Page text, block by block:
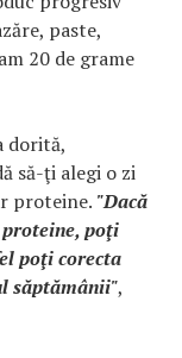
paste,
20 de grame
dorită,
să-ţi alegi o zi
proteine. "Dacă
poţi
poţi corecta
săptămânii",